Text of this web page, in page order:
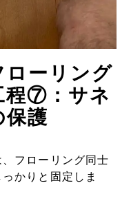
ローリング
程⑦：サネ
保護
フローリング同士
かりと固定しま